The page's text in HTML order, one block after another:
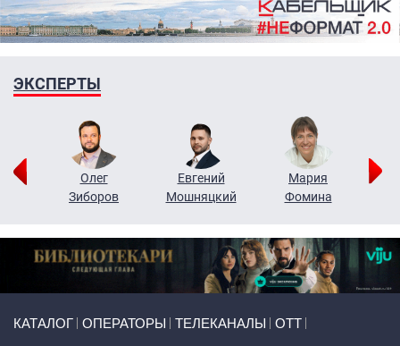
ЭКСПЕРТЫ
Олег
Зиборов
Евгений
Мошняцкий
Мария
Фомина
КАТАЛОГ ОПЕРАТОРЫ ТЕЛЕКАНАЛЫ ОТТ